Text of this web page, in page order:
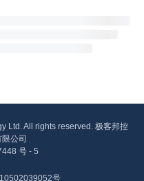
Ltd. All rights reserved. 极客邦控
公司
号 - 5
号